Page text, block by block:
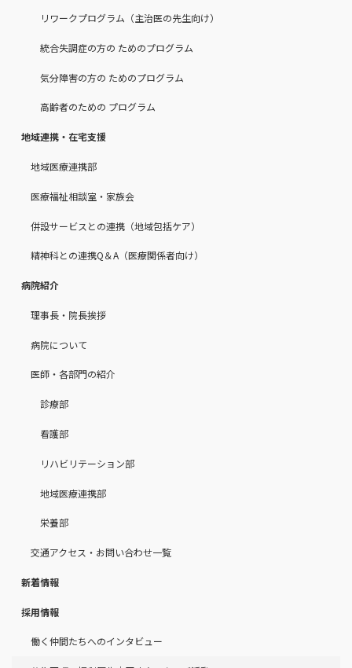
リワークプログラム（主治医の先生向け）
統合失調症の方の ためのプログラム
気分障害の方の ためのプログラム
高齢者のための プログラム
地域連携・在宅支援
地域医療連携部
医療福祉相談室・家族会
併設サービスとの連携（地域包括ケア）
精神科との連携Q＆A（医療関係者向け）
病院紹介
理事長・院長挨拶
病院について
医師・各部門の紹介
診療部
看護部
リハビリテーション部
地域医療連携部
栄養部
交通アクセス・お問い合わせ一覧
新着情報
採用情報
働く仲間たちへのインタビュー